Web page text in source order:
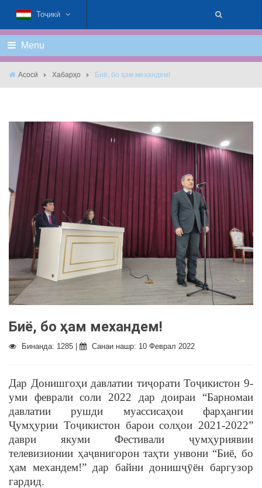
Тоҷикӣ
Menu
Асосӣ Хабарҳо Биё, бо ҳам механдем!
Биё, бо ҳам механдем!
Бинанда: 1285 | Санаи нашр: 10 Феврал 2022
Дар Донишгоҳи давлатии тиҷорати Тоҷикистон 9-
уми феврали соли 2022 дар доираи “Барномаи
давлатии рушди муассисаҳои фарҳангии
Ҷумҳурии Тоҷикистон барои солҳои 2021-2022”
даври якуми Фестивали ҷумҳуриявии
телевизионии ҳаҷвнигорон таҳти унвони “Биё, бо
ҳам механдем!” дар байни донишҷӯён баргузор
гардид.